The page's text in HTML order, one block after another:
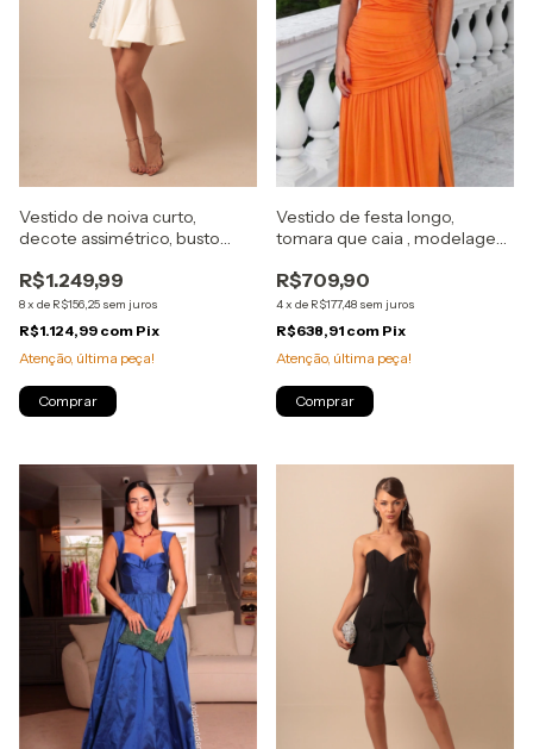
Vestido de noiva curto,
decote assimétrico, busto
- Off White
R$1.249,99
8x de R$156,25 sem juros
R$1.124,99 com Pix
Atenção, última peça!
Comprar
Vestido de festa longo,
tomara que caia , modelagem
R$709,90
4x de R$177,48 sem juros
R$638,91 com Pix
Atenção, última peça!
Comprar